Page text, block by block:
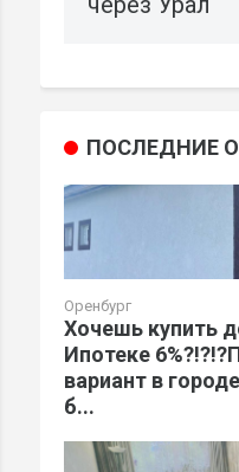
ПОСЛЕДНИЕ
Оренбург
Хочешь купить
Ипотеке
вариант в
б...